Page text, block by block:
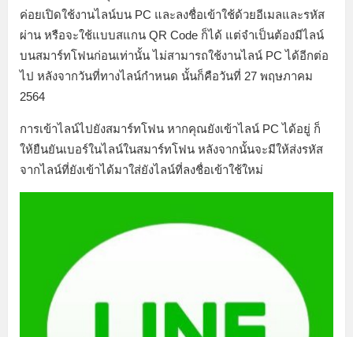
ค่อยเปิดใช้งานไลน์บน PC และลงชื่อเข้าใช้ด้วยอีเมลและรหัส
ผ่าน หรือจะใช้แบบสแกน QR Code ก็ได้ แต่จำเป็นต้องมีไลน์
บนสมาร์ทโฟนก่อนเท่านั้น ไม่สามารถใช้งานไลน์ PC ได้อีกต่อ
ไป หลังจากวันที่ทางไลน์กำหนด นั้นก็คือวันที่ 27 พฤษภาคม
2564
การเข้าไลน์ไปยังสมาร์ทโฟน หากคุณยังเข้าไลน์ PC ได้อยู่ ก็
ให้ยืนยันเบอร์ในไลน์ในสมาร์ทโฟน หลังจากนั้นจะมีให้ส่งรหัส
จากไลน์ที่ยังเข้าได้มาใส่ยังไลน์ที่ลงชื่อเข้าใช้ใหม่